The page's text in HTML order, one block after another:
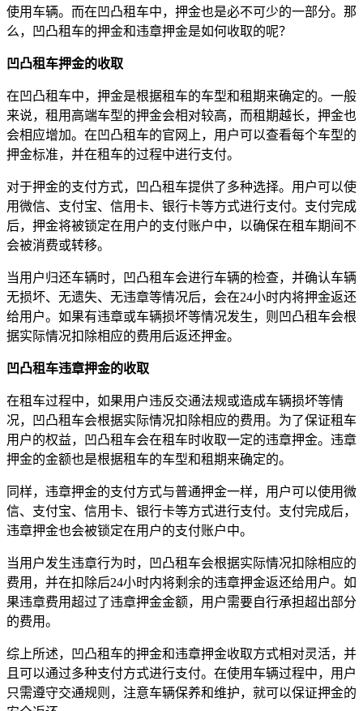
使用车辆。而在凹凸租车中，押金也是必不可少的一部分。那
么，凹凸租车的押金和违章押金是如何收取的呢？
凹凸租车押金的收取
在凹凸租车中，押金是根据租车的车型和租期来确定的。一般
来说，租用高端车型的押金会相对较高，而租期越长，押金也
会相应增加。在凹凸租车的官网上，用户可以查看每个车型的
押金标准，并在租车的过程中进行支付。
对于押金的支付方式，凹凸租车提供了多种选择。用户可以使
用微信、支付宝、信用卡、银行卡等方式进行支付。支付完成
后，押金将被锁定在用户的支付账户中，以确保在租车期间不
会被消费或转移。
当用户归还车辆时，凹凸租车会进行车辆的检查，并确认车辆
无损坏、无遗失、无违章等情况后，会在24小时内将押金返还
给用户。如果有违章或车辆损坏等情况发生，则凹凸租车会根
据实际情况扣除相应的费用后返还押金。
凹凸租车违章押金的收取
在租车过程中，如果用户违反交通法规或造成车辆损坏等情
况，凹凸租车会根据实际情况扣除相应的费用。为了保证租车
用户的权益，凹凸租车会在租车时收取一定的违章押金。违章
押金的金额也是根据租车的车型和租期来确定的。
同样，违章押金的支付方式与普通押金一样，用户可以使用微
信、支付宝、信用卡、银行卡等方式进行支付。支付完成后，
违章押金也会被锁定在用户的支付账户中。
当用户发生违章行为时，凹凸租车会根据实际情况扣除相应的
费用，并在扣除后24小时内将剩余的违章押金返还给用户。如
果违章费用超过了违章押金金额，用户需要自行承担超出部分
的费用。
综上所述，凹凸租车的押金和违章押金收取方式相对灵活，并
且可以通过多种支付方式进行支付。在使用车辆过程中，用户
只需遵守交通规则，注意车辆保养和维护，就可以保证押金的